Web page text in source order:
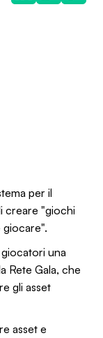
per il
creare "giochi
giocare".
una
Rete Gala, che
gli asset
asset e